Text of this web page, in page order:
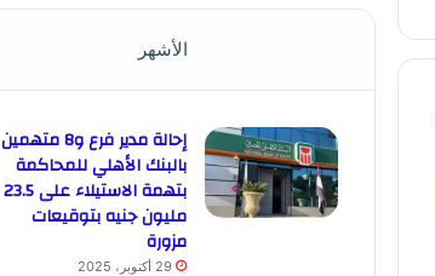
الأشهر
إحالة مدير فرع و8 متهمين
بالبنك الأهلي للمحاكمة
بتهمة الاستيلاء على 23.5
مليون جنيه بتوقيعات
مزورة
29 أكتوبر، 2025